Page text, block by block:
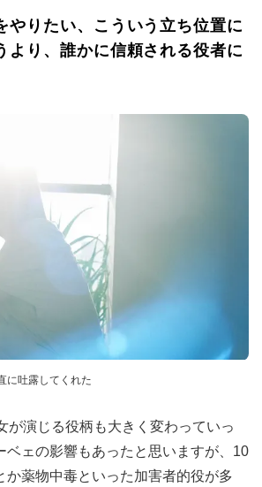
やりたい、こういう立ち位置に
より、誰かに信頼される役者に
に吐露してくれた
が演じる役柄も大きく変わっていっ
ベェの影響もあったと思いますが、10
か薬物中毒といった加害者的役が多